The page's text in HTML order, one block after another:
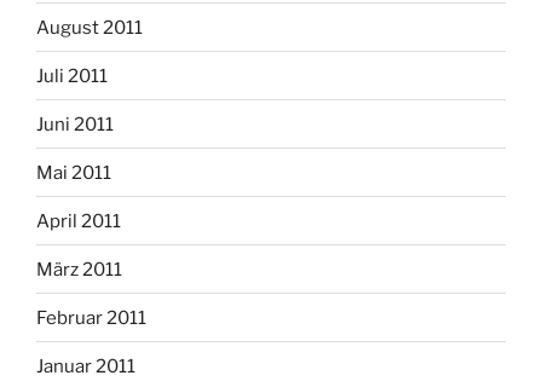
August 2011
Juli 2011
Juni 2011
Mai 2011
April 2011
März 2011
Februar 2011
Januar 2011